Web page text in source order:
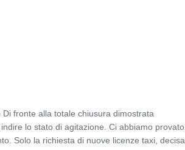
fronte alla totale chiusura dimostrata
lo stato di agitazione. Ci abbiamo provato,
Solo la richiesta di nuove licenze taxi, decisa